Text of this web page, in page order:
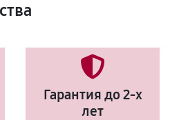
Гарантия до 2-х
лет